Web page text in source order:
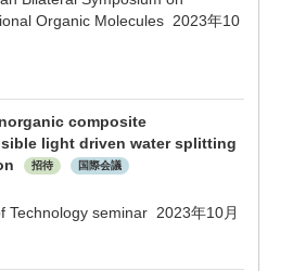
Organic Molecules 2023年10
composite
light driven water splitting
招待 国際会議
Technology seminar 2023年10月